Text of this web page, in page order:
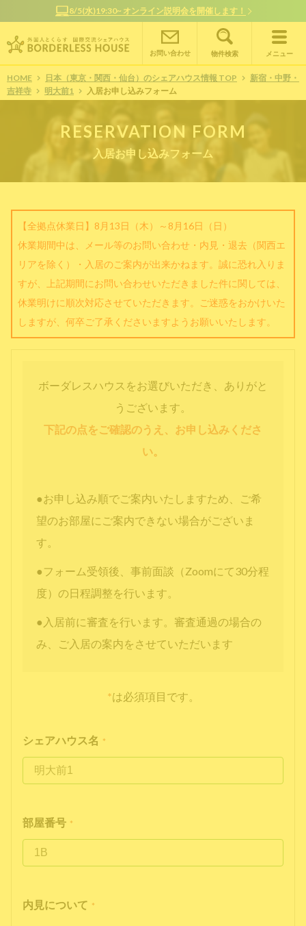
水)19:30~ オンライン説明会を開催します！
お問い合わせ 物件検索 メニュー
HOME 日本（東京・関西・仙台）のシェアハウス情報 TOP
新宿・中野・
吉祥寺
明大前1 入居お申し込みフォーム
RESERVATION FORM
入居お申し込みフォーム
【全拠点休業日】8月13日（木）～8月16日（日）
休業期間中は、メール等のお問い合わせ・内見・退去（関西エ
リアを除く）・入居のご案内が出来かねます。誠に恐れ入りま
すが、上記期間にお問い合わせいただきました件に関しては、
休業明けに順次対応させていただきます。ご迷惑をおかけいた
しますが、何卒ご了承くださいますようお願いいたします。
ボーダレスハウスをお選びいただき、ありがと
うございます。
下記の点をご確認のうえ、お申し込みくださ
い。
●お申し込み順でご案内いたしますため、ご希
望のお部屋にご案内できない場合がございま
す。
●フォーム受領後、事前面談（Zoomにて30分程
度）の日程調整を行います。
●入居前に審査を行います。審査通過の場合の
み、ご入居の案内をさせていただいます
*は必須項目です。
シェアハウス名 *
部屋番号 *
内見について *